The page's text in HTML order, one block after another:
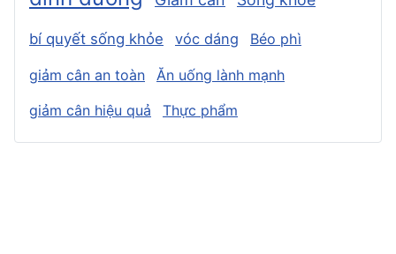
bí quyết sống khỏe vóc dáng Béo phì
giảm cân an toàn
Ăn uống lành mạnh
giảm cân hiệu quả
Thực phẩm